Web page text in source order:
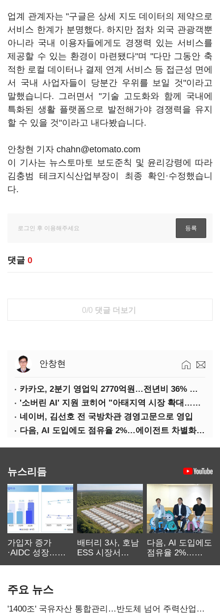
업계 관계자는 "구글은 상세 지도 데이터의 제약으로
서비스 한계가 분명했다. 하지만 점차 외국 관광객뿐
아니라 국내 이용자들에게도 경쟁력 있는 서비스를
제공할 수 있는 환경이 마련됐다"며 "다만 그동안 축
적한 로컬 데이터나 결제 연계 서비스 등 접근성 면에
서 국내 사업자들이 당분간 우위를 보일 것"이라고
말했습니다. 그러면서 "기술 고도화와 함께 국내에
특화된 생활 플랫폼으로 발전해가야 경쟁력을 유지
할 수 있을 것"이라고 내다봤습니다.
안창현 기자 chahn@etomato.com
이 기사는 뉴스토마토 보도준칙 및 윤리강령에 따라
김충범 테크지식산업부장이 최종 확인·수정했습니
다.
댓글 0
0/0 댓글 더보기
안창현
카카오, 2분기 영업익 2770억원…전년비 36% 증가
'소버린 AI' 지원 코히어 "아태지역 시장 확대…한국·일본 법인 설립"
네이버, 김선호 전 국방차관 경영고문으로 영입
다음, AI 도입에도 점유율 2%…에이전트 차별화가 관건
뉴스리듬
가입자 증가
·AIDC 성장…
배터리 3사, 호남
ESS 시장서
다음, AI 도입에도
점유율 2%…
주요 뉴스
'1400조' 국유자산 통합관리…반도체 넘어 주력산업